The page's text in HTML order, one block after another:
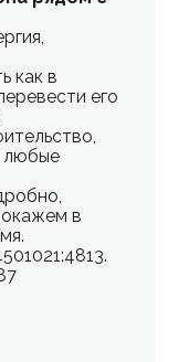
как в
его
любые
в